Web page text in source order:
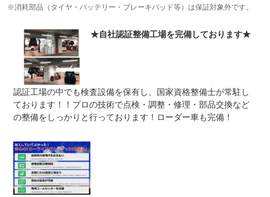
上限金額
免責金 無し
保証修理
受付先
-
法定整備
整備付 法定12ヶ月または法定24ヶ月点検整備付
※車検なし・車検整備付の場合は法定24ヶ月点検整備付
※商用車は6ヶ月または12ヶ月点検整備付
弊社では国家資格の整備士免許を持った整備士による点検
だけます。
※消耗部品（タイヤ・バッテリー・ブレーキパッド等）は保証対象外です。
★自社認証整備工場を完備しております★
認証工場の中でも検査設備を保有し、国家資格整備士が常駐し
ております！！プロの技術で点検・調整・修理・部品交換など
の整備をしっかりと行っております！ローダー車も完備！